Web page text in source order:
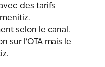
des tarifs
selon le canal.
sur l'OTA mais le